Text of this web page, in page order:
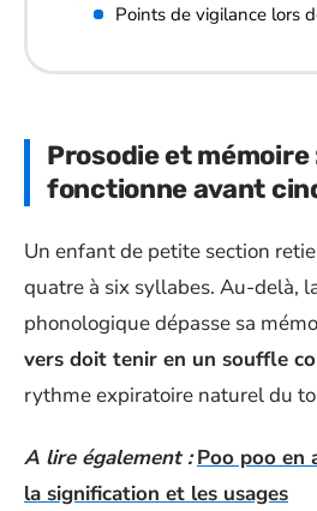
Points de vigilance lors
Prosodie et mémoire
fonctionne avant
Un enfant de petite section
quatre à six syllabes. Au-delà,
phonologique dépasse sa
vers doit tenir en un souffle
rythme expiratoire naturel du
A lire également : Poo poo en
la signification et les usages